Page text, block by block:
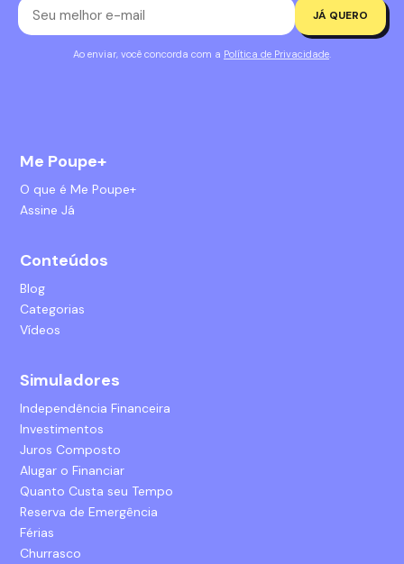
JÁ QUERO
Ao enviar, você concorda com a Política de Privacidade.
Me Poupe+
O que é Me Poupe+
Assine Já
Conteúdos
Blog
Categorias
Vídeos
Simuladores
Independência Financeira
Investimentos
Juros Composto
Alugar o Financiar
Quanto Custa seu Tempo
Reserva de Emergência
Férias
Churrasco